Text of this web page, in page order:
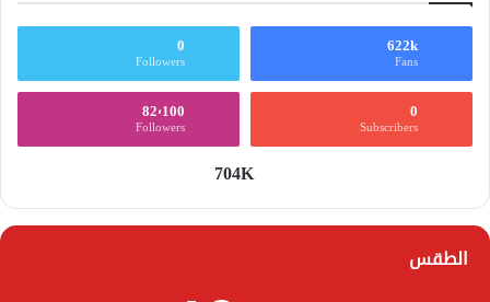
622k
Fans
0
Followers
0
Subscribers
82٬100
Followers
704K
الطقس